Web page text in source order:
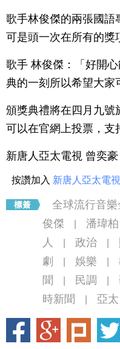
歌手林俊傑的兩張國語
可是頭一次在所有的獎
歌手 林俊傑：「好開
典的一刻所以希望大家
頒獎典禮將在四月九號
可以在官網上投票，支
新唐人亞太電視 曾奕
按讚加入 新唐人亞太電
全球流行音樂
俊傑
潘瑋柏
人
政治
劇
娛樂
聞
民調
時新聞
亞太